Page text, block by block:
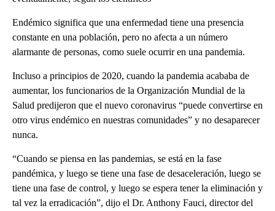
Endémico significa que una enfermedad tiene una presencia
constante en una población, pero no afecta a un número
alarmante de personas, como suele ocurrir en una pandemia.
Incluso a principios de 2020, cuando la pandemia acababa de
aumentar, los funcionarios de la Organización Mundial de la
Salud predijeron que el nuevo coronavirus “puede convertirse en
otro virus endémico en nuestras comunidades” y no desaparecer
nunca.
“Cuando se piensa en las pandemias, se está en la fase
pandémica, y luego se tiene una fase de desaceleración, luego se
tiene una fase de control, y luego se espera tener la eliminación y
tal vez la erradicación”, dijo el Dr. Anthony Fauci, director del